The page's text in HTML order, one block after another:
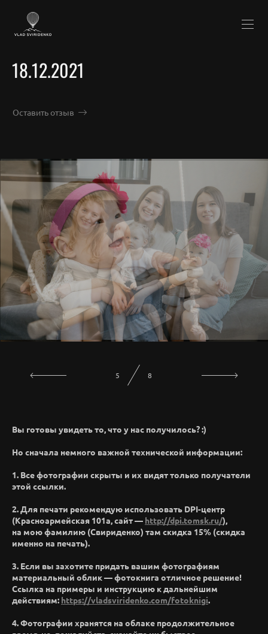
18.12.2021
Оставить отзыв
6 8
Вы готовы увидеть то, что у нас получилось? :)
Но сначала немного важной технической информации:
1. Все фотографии скрыты и их видят только получатели
этой ссылки.
2. Для печати рекомендую использовать DPI-центр
(Красноармейская 101а, сайт — http://dpi.tomsk.ru/),
на мою фамилию (Свириденко) там скидка 15% (скидка
именно на печать).
3. Если вы захотите придать вашим фотографиям
материальный облик — фотокнига отличное решение!
Ссылка на примеры и инструкцию к дальнейшим
действиям: https://vladsviridenko.com/fotoknigi.
4. Фотографии хранятся на облаке продолжительное